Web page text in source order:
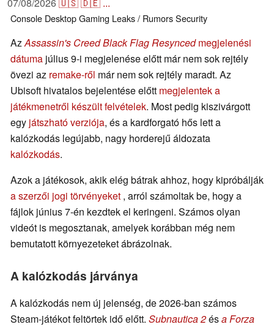
Console DesktopGaming Leaks / RumorsSecurity
AzAssassin's Creed Black Flag Resyncedmegjelenési
dátuma július 9-i megjelenése előtt már nem sok rejtély
övezi az remake-ről már nem sok rejtély maradt. Az
Ubisoft hivatalos bejelentése előtt megjelentek a
játékmenetről készült felvételek. Most pedig kiszivárgott
egy játszható verziója, és a kardforgató hős lett a
kalózkodás legújabb, nagy horderejű áldozata
kalózkodás.
Azok a játékosok, akik elég bátrak ahhoz, hogy kipróbálják
a szerzői jogi törvényeket , arról számoltak be, hogy a
fájlok június 7-én kezdtek el keringeni. Számos olyan
videót is megosztanak, amelyek korábban még nem
bemutatott környezeteket ábrázolnak.
A kalózkodás járványa
A kalózkodás nem új jelenség, de 2026-ban számos
Steam-játékot feltörtek idő előtt. Subnautica 2ésa Forza